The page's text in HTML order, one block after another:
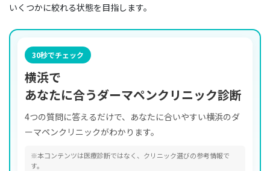
いくつかに絞れる状態を目指します。
30秒でチェック
横浜で
あなたに合うダーマペンクリニック診断
4つの質問に答えるだけで、あなたに合いやすい横浜のダ
ーマペンクリニックがわかります。
※本コンテンツは医療診断ではなく、クリニック選びの参考情報で
す。